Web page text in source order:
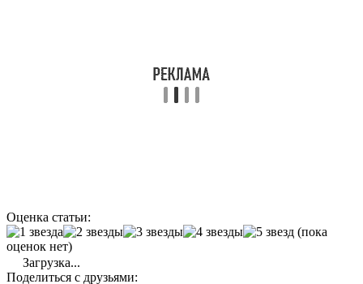
Оценка статьи:
(пока
оценок нет)
Загрузка...
Поделиться с друзьями: